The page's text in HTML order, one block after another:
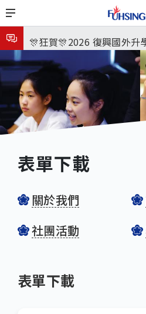
移
至
主
內
容
🎉🎉🎉狂賀! 12望蘇同學
連續兩年錄取世界第一學
🎊狂賀🎊2026 復興國外升
次雙星閃耀✨
115年校本部大學榜單再
取標準、62%達台大錄取
🎊
8月3日 分科成績公布
臺北市2026城鎮韌性(防
時30分至15時實施，全市
制與避難演練，以免受罰。
8月31日 開學日
🎉🎉🎉狂賀! 12望蘇同學榮
表單下載
關於我們
社團活動
表單下載